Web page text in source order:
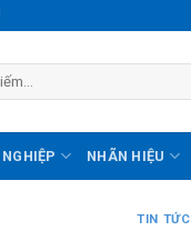
NHÃN HIỆU
TIN TỨC